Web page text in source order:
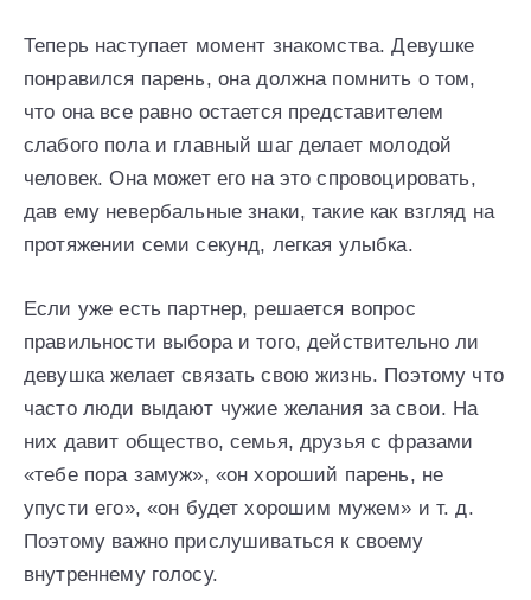
Теперь наступает момент знакомства. Девушке
понравился парень, она должна помнить о том,
что она все равно остается представителем
слабого пола и главный шаг делает молодой
человек. Она может его на это спровоцировать,
дав ему невербальные знаки, такие как взгляд на
протяжении семи секунд, легкая улыбка.
Если уже есть партнер, решается вопрос
правильности выбора и того, действительно ли
девушка желает связать свою жизнь. Поэтому что
часто люди выдают чужие желания за свои. На
них давит общество, семья, друзья с фразами
«тебе пора замуж», «он хороший парень, не
упусти его», «он будет хорошим мужем» и т. д.
Поэтому важно прислушиваться к своему
внутреннему голосу.